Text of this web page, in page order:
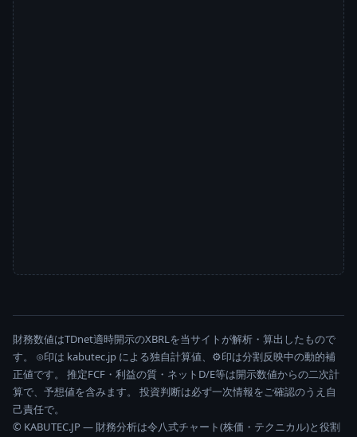
財務数値はTDnet適時開示のXBRLを当サイトが解析・算出したもので
す。 ⊙印は kabutec.jp による独自計算値、⚙印は分割反映中の動的補
正値です。 推定FCF・利益の質・ネットD/E等は開示数値からの二次計
算で、予想値を含みます。 投資判断は必ず一次情報をご確認のうえ自
己責任で。
© KABUTEC.JP — 財務分析は令八式チャート(株価・テクニカル)と役割